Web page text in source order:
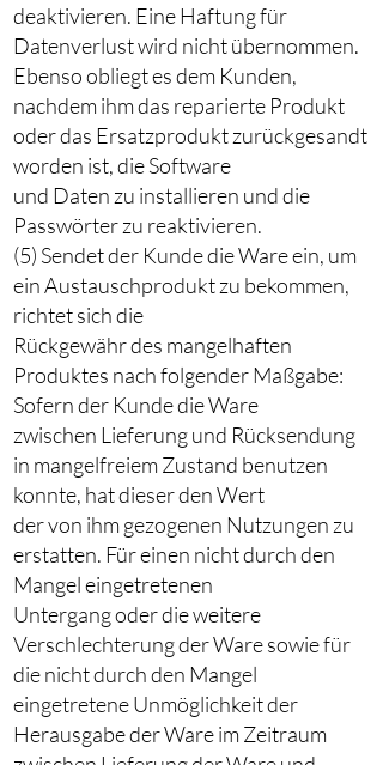
deaktivieren. Eine Haftung für
Datenverlust wird nicht übernommen.
Ebenso obliegt es dem Kunden,
nachdem ihm das reparierte Produkt
oder das Ersatzprodukt zurückgesandt
worden ist, die Software
und Daten zu installieren und die
Passwörter zu reaktivieren.
(5) Sendet der Kunde die Ware ein, um
ein Austauschprodukt zu bekommen,
richtet sich die
Rückgewähr des mangelhaften
Produktes nach folgender Maßgabe:
Sofern der Kunde die Ware
zwischen Lieferung und Rücksendung
in mangelfreiem Zustand benutzen
konnte, hat dieser den Wert
der von ihm gezogenen Nutzungen zu
erstatten. Für einen nicht durch den
Mangel eingetretenen
Untergang oder die weitere
Verschlechterung der Ware sowie für
die nicht durch den Mangel
eingetretene Unmöglichkeit der
Herausgabe der Ware im Zeitraum